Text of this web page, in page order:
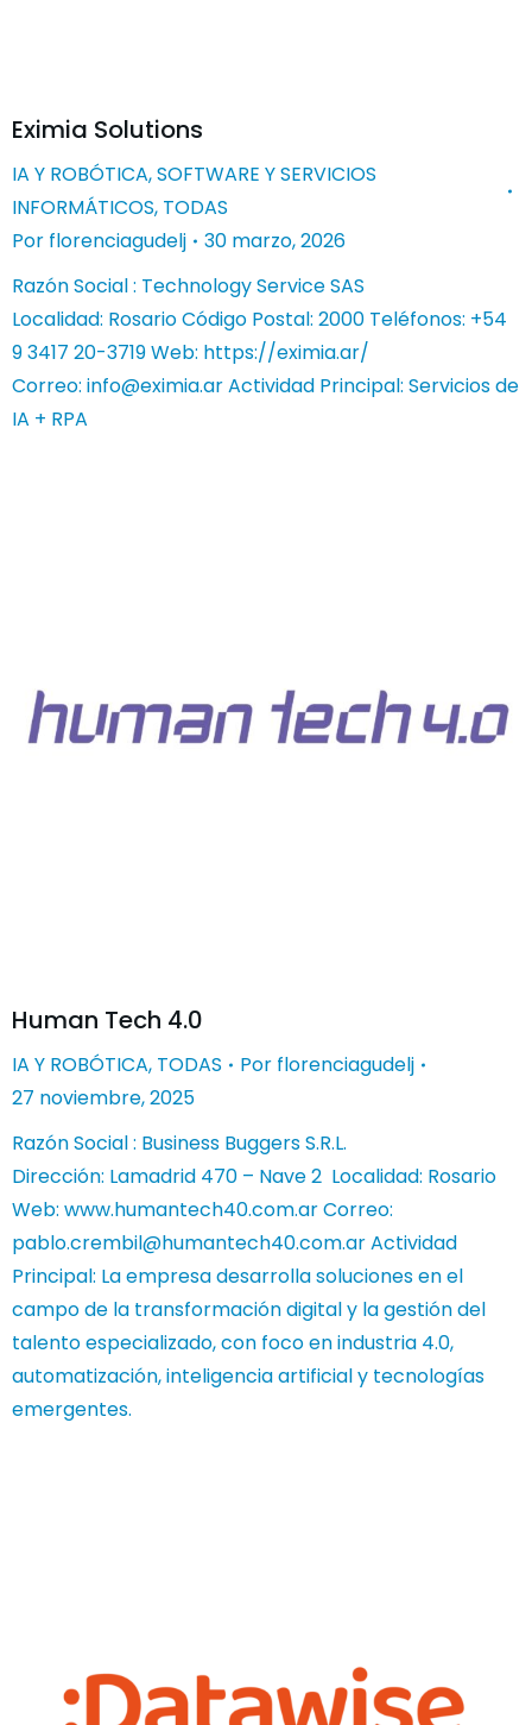
Eximia Solutions
IA Y ROBÓTICA,SOFTWARE Y SERVICIOS
INFORMÁTICOS, TODAS
Por florenciagudelj
30 marzo, 2026
Razón Social : Technology Service SAS
Localidad: Rosario Código Postal: 2000 Teléfonos: +54
9 3417 20-3719 Web: https://eximia.ar/
Correo: info@eximia.arActividad Principal: Servicios de
IA + RPA
Human Tech 4.0
IA Y ROBÓTICA, TODAS Por florenciagudelj
27 noviembre, 2025
Razón Social : Business Buggers S.R.L.
Dirección: Lamadrid 470 – Nave 2 Localidad: Rosario
Web: www.humantech40.com.ar Correo:
pablo.crembil@humantech40.com.arActividad
Principal: La empresa desarrolla soluciones en el
campo de la transformación digital y la gestión del
talento especializado, con foco en industria 4.0,
automatización, inteligencia artificial y tecnologías
emergentes.